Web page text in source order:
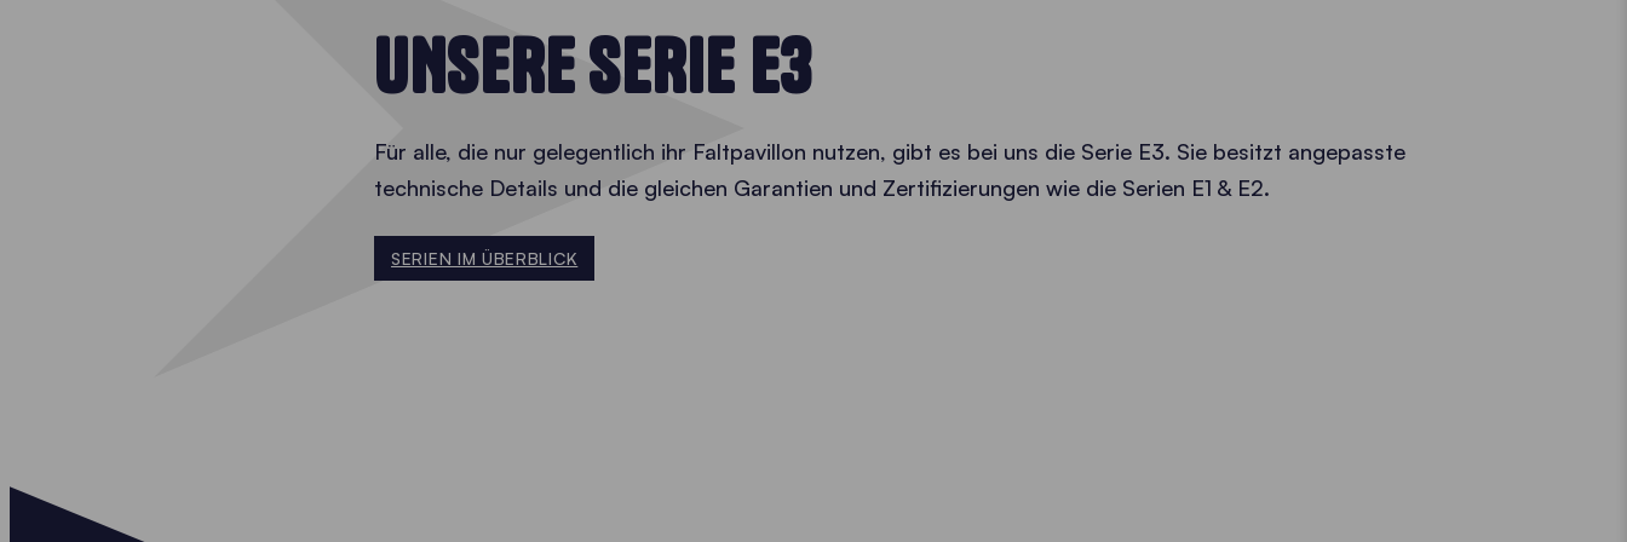
UNSERE SERIE E3
Für alle, die nur gelegentlich ihr Faltpavillon nutzen, gibt es bei uns die Serie E3. Sie besitzt angepasste
technische Details und die gleichen Garantien und Zertifizierungen wie die Serien E1 & E2.
SERIEN IM ÜBERBLICK